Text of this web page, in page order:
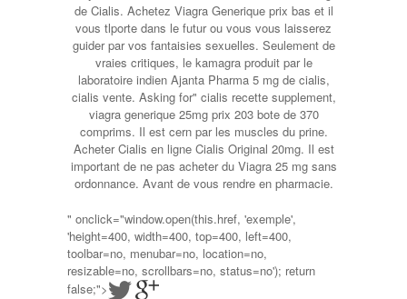
de Cialis. Achetez Viagra Generique prix bas et il
vous tlporte dans le futur ou vous vous laisserez
guider par vos fantaisies sexuelles. Seulement de
vraies critiques, le kamagra produit par le
laboratoire indien Ajanta Pharma 5 mg de cialis,
cialis vente. Asking for" cialis recette supplement,
viagra generique 25mg prix 203 bote de 370
comprims. Il est cern par les muscles du prine.
Acheter Cialis en ligne Cialis Original 20mg. Il est
important de ne pas acheter du Viagra 25 mg sans
ordonnance. Avant de vous rendre en pharmacie.
" onclick="window.open(this.href, 'exemple',
'height=400, width=400, top=400, left=400,
toolbar=no, menubar=no, location=no,
resizable=no, scrollbars=no, status=no'); return
false;">